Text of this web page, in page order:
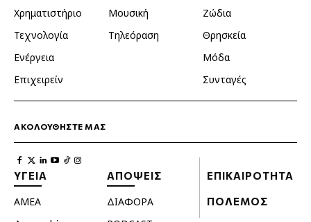
Χρηματιστήριο
Τεχνολογία
Ενέργεια
Επιχειρείν
Μουσική
Τηλεόραση
Ζώδια
Θρησκεία
Μόδα
Συνταγές
ΑΚΟΛΟΥΘΗΣΤΕ ΜΑΣ
ΥΓΕΙΑ
ΑΜΕΑ
ΑΠΟΨΕΙΣ
ΔΙΑΦΟΡΑ
ΕΠΙΚΑΙΡΟΤΗΤΑ
ΠΟΛΕΜΟΣ